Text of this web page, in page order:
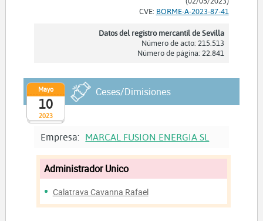
CVE: BORME-A-2023-87-41
Datos del registro mercantil de Sevilla
Número de acto: 215.513
Número de página: 22.841
2023
Mayo
10
Ceses/Dimisiones
Empresa: MARCAL FUSION ENERGIA SL
Administrador Unico
Calatrava Cavanna Rafael